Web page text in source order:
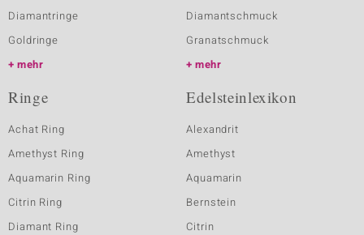
Diamantringe
Goldringe
mehr
Diamantschmuck
Granatschmuck
mehr
Ringe
Achat Ring
Amethyst Ring
Aquamarin Ring
Citrin Ring
Diamant Ring
Edelsteinlexikon
Alexandrit
Amethyst
Aquamarin
Bernstein
Citrin